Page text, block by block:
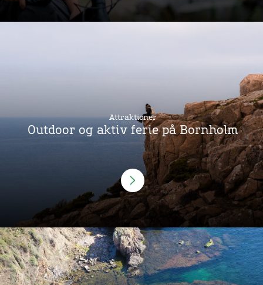
Attraktioner
Outdoor og aktiv ferie på Bornholm